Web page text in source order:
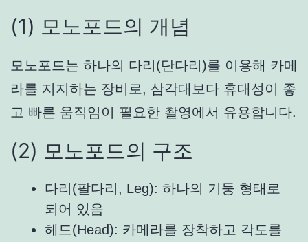
(1) 모노포드의 개념
모노포드는 하나의 다리(단다리)를 이용해 카메
라를 지지하는 장비로, 삼각대보다 휴대성이 좋
고 빠른 움직임이 필요한 촬영에서 유용합니다.
(2) 모노포드의 구조
다리(팔다리, Leg): 하나의 기둥 형태로
되어 있음
헤드(Head): 카메라를 장착하고 각도를